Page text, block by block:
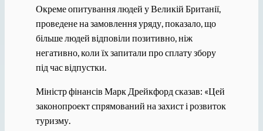
Окреме опитування людей у ​​Великій Британії,
проведене на замовлення уряду, показало, що
більше людей відповіли позитивно, ніж
негативно, коли їх запитали про сплату збору
під час відпустки.
Міністр фінансів Марк Дрейкфорд сказав: «Цей
законопроект спрямований на захист і розвиток
туризму.